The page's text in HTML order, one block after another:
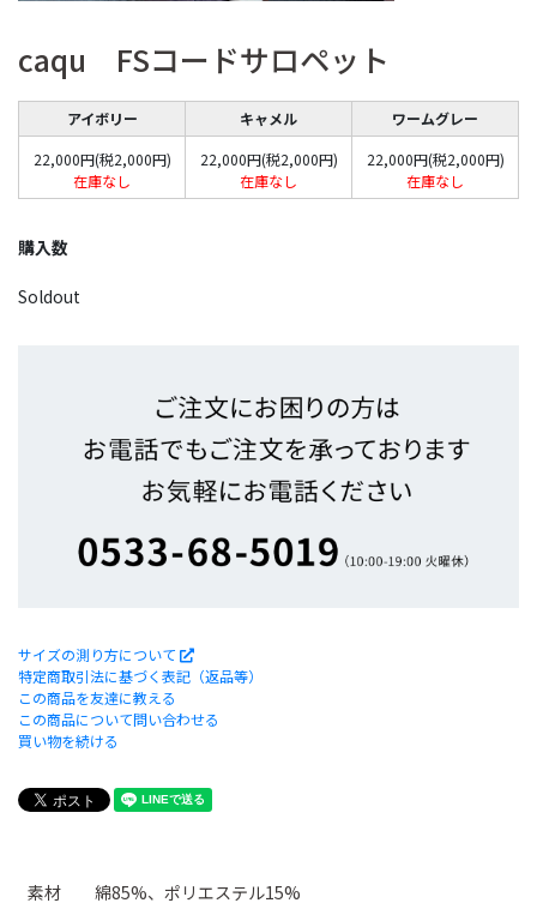
caqu FSコードサロペット
アイボリー キャメル
ワームグレー
22,000円(税2,000円)
在庫なし
22,000円(税2,000円)
在庫なし
22,000円(税2,000円)
在庫なし
購入数
Soldout
サイズの測り方について
特定商取引法に基づく表記（返品等）
この商品を友達に教える
この商品について問い合わせる
買い物を続ける
素材 綿85%、ポリエステル15%